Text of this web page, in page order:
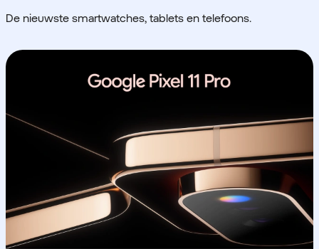
De nieuwste smartwatches, tablets en telefoons.